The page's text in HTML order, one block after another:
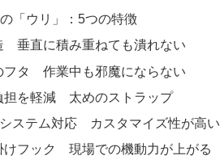
「ウリ」：5つの特徴
垂直に積み重ねても潰れない
フタ 作業中も邪魔にならない
担を軽減 太めのストラップ
ステム対応 カスタマイズ性が高い
けフック 現場での機動力が上がる